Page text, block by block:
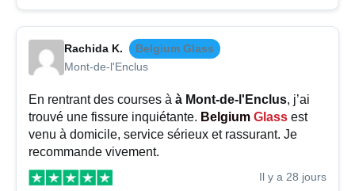
Rachida K.
Belgium Glass
Mont-de-l'Enclus
En rentrant des courses à à Mont-de-l'Enclus, j’ai
trouvé une fissure inquiétante. Belgium Glass est
venu à domicile, service sérieux et rassurant. Je
recommande vivement.
Il y a 28 jours